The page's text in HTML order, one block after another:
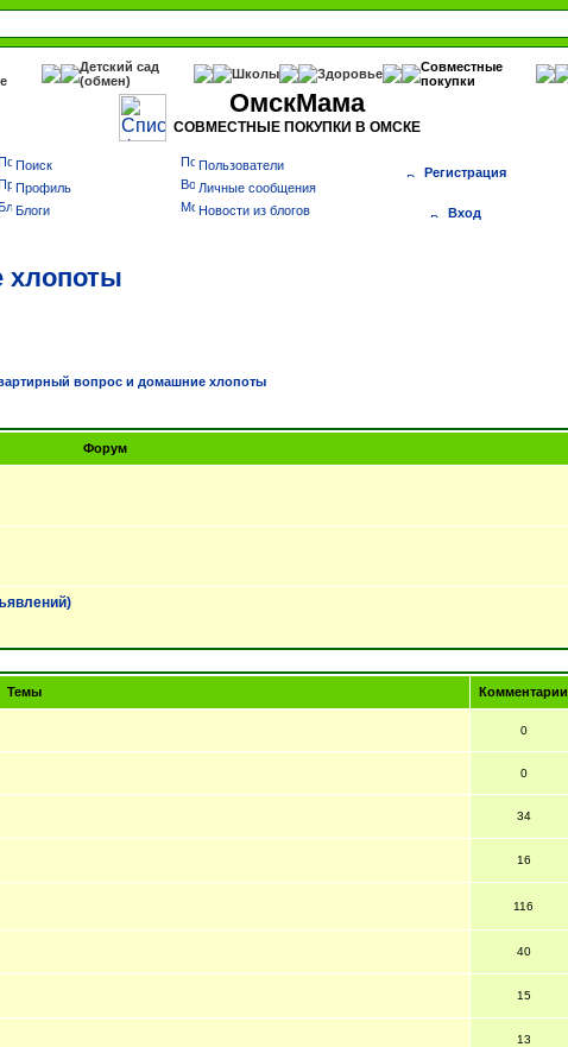
Детский сад
(обмен)
Школы Здоровье
Совместные
покупки
ОмскМама
СОВМЕСТНЫЕ ПОКУПКИ В ОМСКЕ
Поиск
Пользователи
Профиль
Личные сообщения
Блоги
Новости из блогов
Регистрация
Вход
хлопоты
вопрос и домашние хлопоты
Форум
Темы Комментарии
0
0
34
16
116
40
15
13